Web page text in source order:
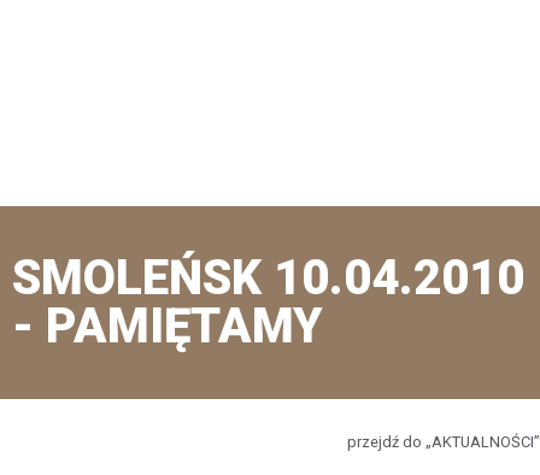
SMOLEŃSK 10.04.2010
- PAMIĘTAMY
przejdź do „AKTUALNOŚCI”